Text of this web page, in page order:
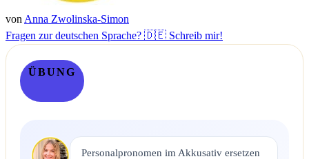
von Anna Zwolinska-Simon
Fragen zur deutschen Sprache? 🇩🇪 Schreib mir!
ÜBUNG
Personalpronomen im Akkusativ ersetzen